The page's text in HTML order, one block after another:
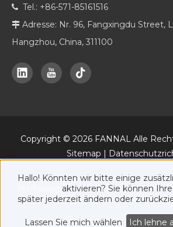
 Tel.: +86-571-85161516
 Adresse: Nr. 96, Fangxingdu Street,
Hangzhou, China, 311100
Copyright © 2026FANNAL Alle
Sitemap |
www.fannal.com.
Hallo! Könnten wir bitte einige
aktivieren? Sie können
später jederzeit ändern oder
Lassen Sie mich wählen Ich lehne